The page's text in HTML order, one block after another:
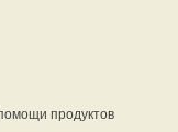
продуктов